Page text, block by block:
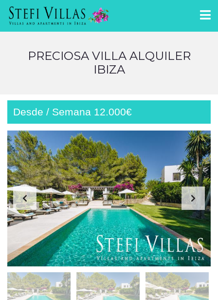
PRECIOSA VILLA ALQUILER
IBIZA
Desde / Semana 12.000€